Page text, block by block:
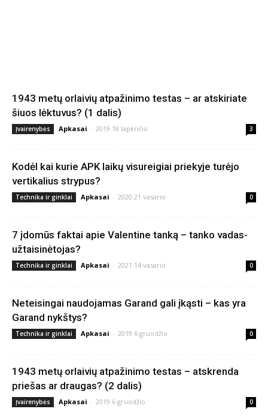
1943 metų orlaivių atpažinimo testas – ar atskiriate
šiuos lėktuvus? (1 dalis)
Įvairenybės Apkasai - 2019 18 lapkričio 3
Kodėl kai kurie APK laikų visureigiai priekyje turėjo
vertikalius strypus?
Technika ir ginklai Apkasai - 2020 21 vasario 0
7 įdomūs faktai apie Valentine tanką – tanko vadas-
užtaisinėtojas?
Technika ir ginklai Apkasai - 2021 14 vasario 0
Neteisingai naudojamas Garand gali įkąsti – kas yra
Garand nykštys?
Technika ir ginklai Apkasai - 2019 6 gruodžio 0
1943 metų orlaivių atpažinimo testas – atskrenda
priešas ar draugas? (2 dalis)
Įvairenybės Apkasai - 2019 6 gruodžio 0